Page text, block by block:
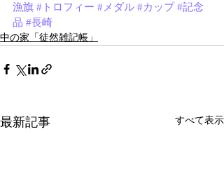
漁旗 #トロフィー #メダル #カップ #記念
品 #長崎
中の家「徒然雑記帳」
最新記事 すべて表示